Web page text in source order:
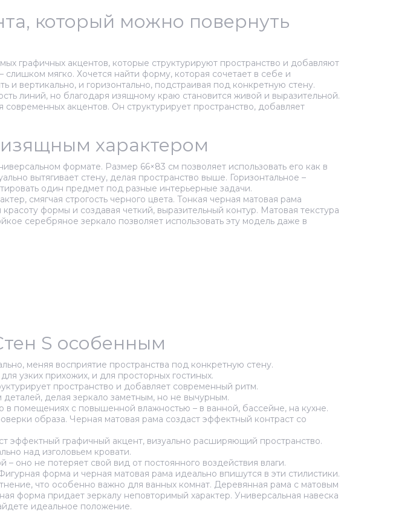
который можно повернуть
графичных акцентов, которые структурируют пространство и добавляют
мягко. Хочется найти форму, которая сочетает в себе и
вертикально, и горизонтально, подстраивая под конкретную стену.
линий, но благодаря изящному краю становится живой и выразительной.
акцентов. Он структурирует пространство, добавляет
характером
формате. Размер 66×83 см позволяет использовать его как в
вытягивает стену, делая пространство выше. Горизонтальное –
один предмет под разные интерьерные задачи.
смягчая строгость черного цвета. Тонкая черная матовая рама
формы и создавая четкий, выразительный контур. Матовая текстура
серебряное зеркало позволяет использовать эту модель даже в
S особенным
меняя восприятие пространства под конкретную стену.
узких прихожих, и для просторных гостиных.
пространство и добавляет современный ритм.
деталей, делая зеркало заметным, но не вычурным.
в помещениях с повышенной влажностью – в ванной, бассейне, на кухне.
образа. Черная матовая рама создаст эффектный контраст со
эффектный графичный акцент, визуально расширяющий пространство.
над изголовьем кровати.
– оно не потеряет свой вид от постоянного воздействия влаги.
форма и черная матовая рама идеально впишутся в эти стилистики.
что особенно важно для ванных комнат. Деревянная рама с матовым
форма придает зеркалу неповторимый характер. Универсальная навеска
идеальное положение.